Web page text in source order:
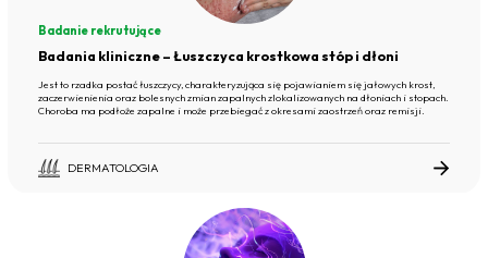
Badanie rekrutujące
Badania kliniczne – Łuszczyca krostkowa stóp i dłoni
Jest to rzadka postać łuszczycy, charakteryzująca się pojawianiem się jałowych krost,
zaczerwienienia oraz bolesnych zmian zapalnych zlokalizowanych na dłoniach i stopach.
Choroba ma podłoże zapalne i może przebiegać z okresami zaostrzeń oraz remisji.
DERMATOLOGIA